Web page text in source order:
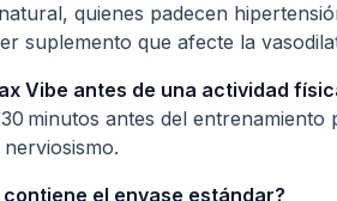
quienes padecen
suplemento que afecte la
Vibe antes de una actividad
minutos antes del entrenamiento
el envase estándar?